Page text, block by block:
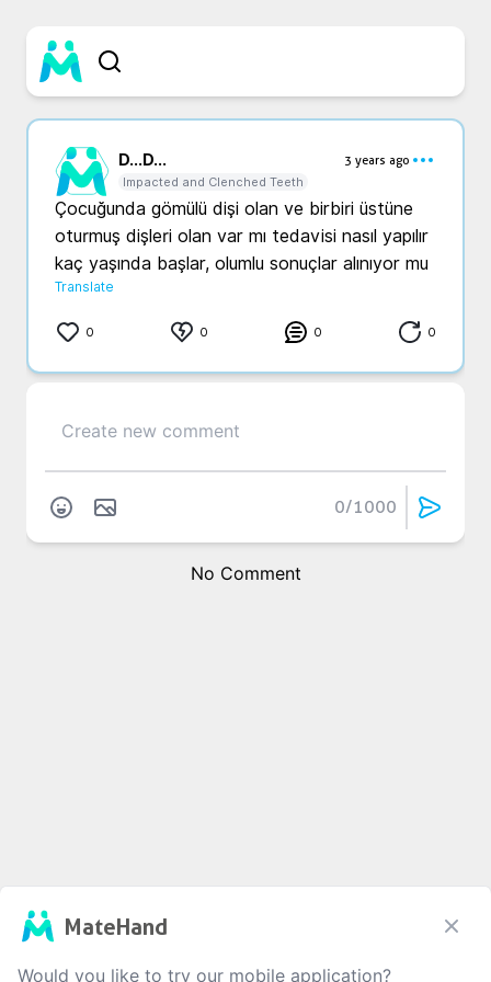
D...D...
3 years ago
Impacted and Clenched Teeth
Çocuğunda gömülü dişi olan ve birbiri üstüne
oturmuş dişleri olan var mı tedavisi nasıl yapılır
kaç yaşında başlar, olumlu sonuçlar alınıyor mu
Translate
0 0 0 0
0/1000
No Comment
MateHand
Would you like to try our mobile application?